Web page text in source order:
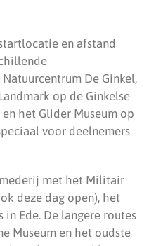
en afstand
De Ginkel,
op de Ginkelse
het Glider Museum op
voor deelnemers
met het Militair
deze dag open), het
in Ede. De langere routes
Museum en het oudste